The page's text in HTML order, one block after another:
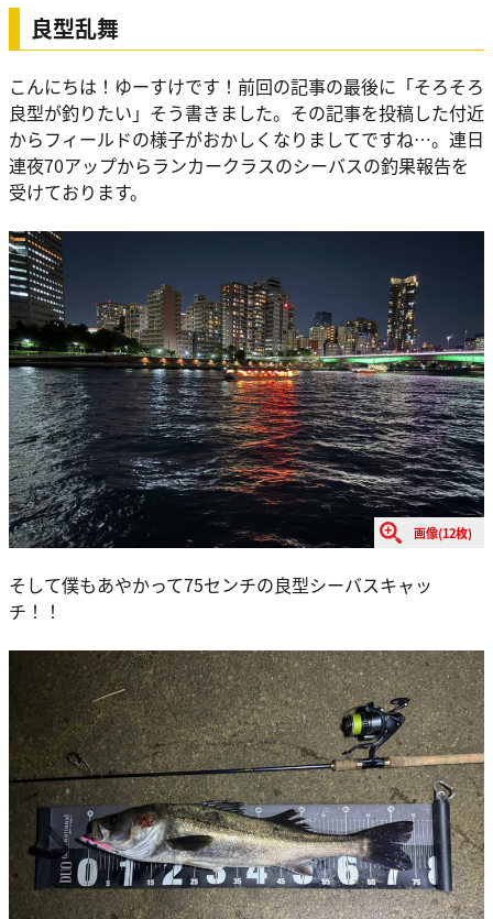
良型乱舞
こんにちは！ゆーすけです！前回の記事の最後に「そろそろ
良型が釣りたい」そう書きました。その記事を投稿した付近
からフィールドの様子がおかしくなりましてですね…。連日
連夜70アップからランカークラスのシーバスの釣果報告を
受けております。
画像(12枚)
そして僕もあやかって75センチの良型シーバスキャッ
チ！！